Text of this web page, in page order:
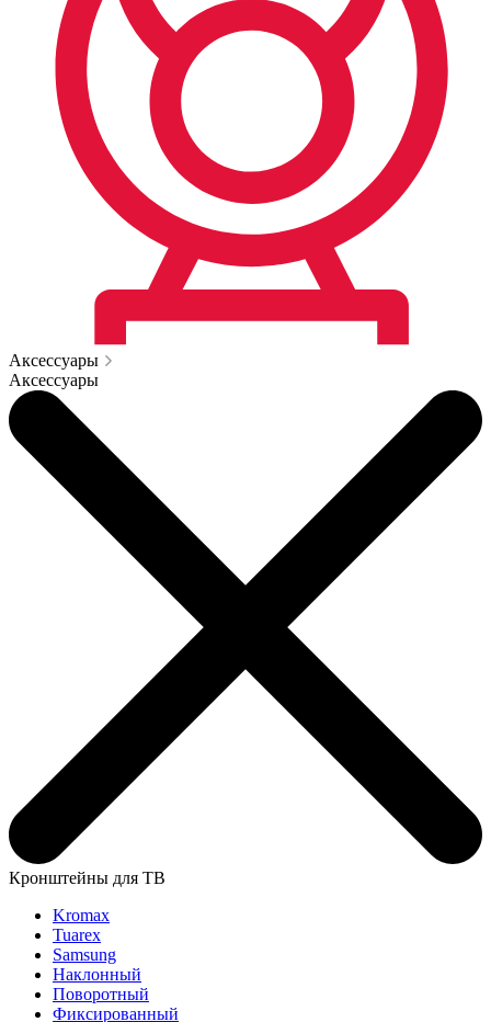
Аксессуары
Аксессуары
Кронштейны для ТВ
Kromax
Tuarex
Samsung
Наклонный
Поворотный
Фиксированный